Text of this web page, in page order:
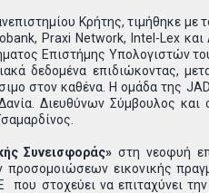
Κρήτης, τιμήθηκε με
Praxi Network, Intel-Lex
Επιστήμης Υπολογιστών
δεδομένα επιδιώκοντας,
στον καθένα. H ομάδα της
Διευθύνων Σύμβουλος
Συνεισφοράς» στη νεοφυή
εικονικής
στοχεύει να επιταχύνει